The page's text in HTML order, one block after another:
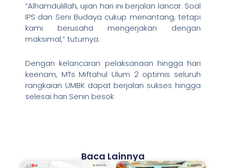
“Alhamdulillah, ujian hari ini berjalan lancar. Soal
IPS dan Seni Budaya cukup menantang, tetapi
kami berusaha mengerjakan dengan
maksimal,” tuturnya.
Dengan kelancaran pelaksanaan hingga hari
keenam, MTs Miftahul Ulum 2 optimis seluruh
rangkaian UMBK dapat berjalan sukses hingga
selesai hari Senin besok
Baca Lainnya